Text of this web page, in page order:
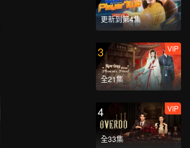
更新到第4集
3
全21集
VIP
4
全33集
VIP